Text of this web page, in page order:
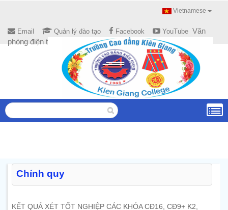
Vietnamese
Email Quản lý đào tạo Facebook YouTube Văn
phòng điện tử
Chính quy
KẾT QUẢ XÉT TỐT NGHIỆP CÁC KHÓA CĐ16, CĐ9+ K2,